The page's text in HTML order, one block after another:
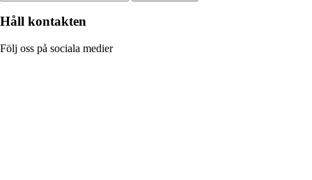
Håll kontakten
Följ oss på sociala medier